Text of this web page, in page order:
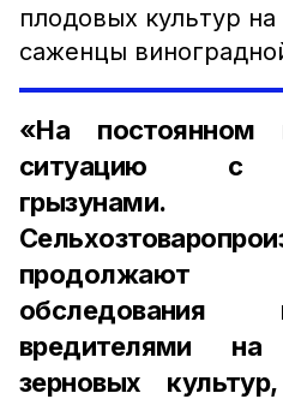
плодовых культур
саженцы
«На постоянном
ситуацию с
грызунами.
обследования
вредителями
зерновых